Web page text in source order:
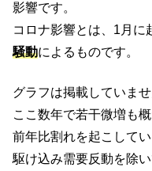
影響です。
コロナ影響とは、1月に
騒動によるものです。
グラフは掲載していま
ここ数年で若干微増も
前年比割れを起こして
駆け込み需要反動を除い